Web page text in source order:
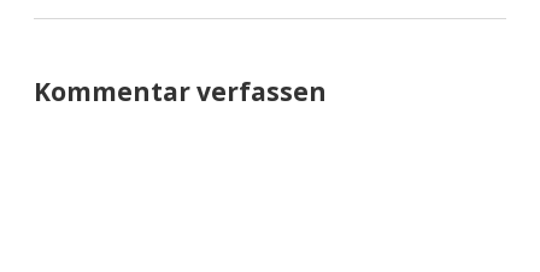
Kommentar verfassen